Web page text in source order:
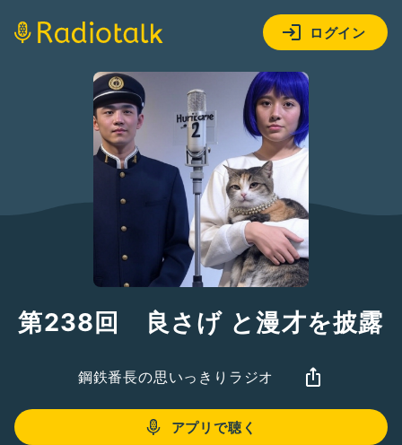
ログイン
第238回 良さげ と漫才を披露
鋼鉄番長の思いっきりラジオ
アプリで聴く